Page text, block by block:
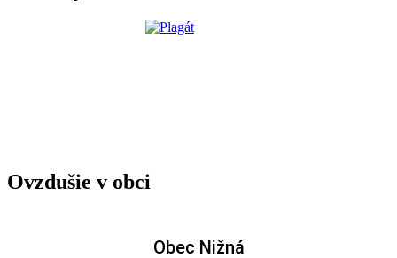
Ovzdušie v obci